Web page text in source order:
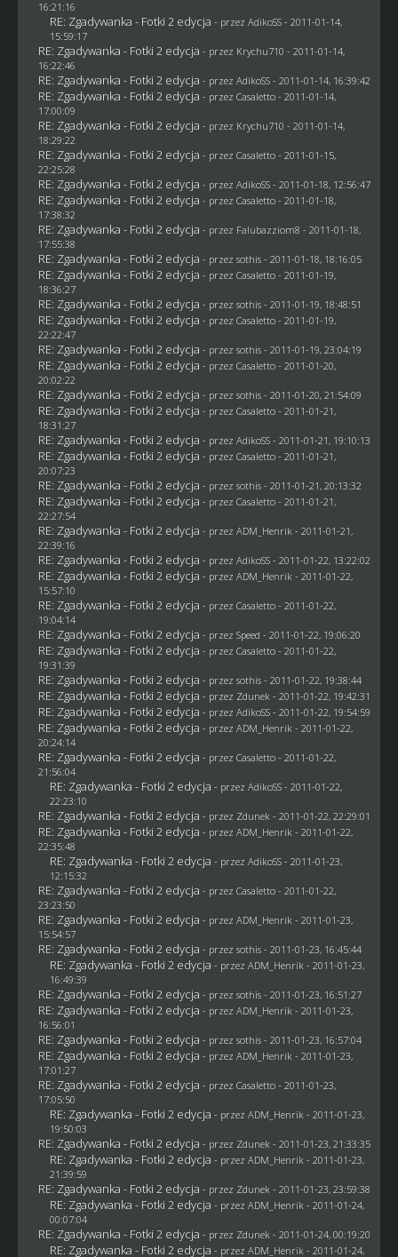
16:21:16
RE: Zgadywanka - Fotki 2 edycja - przez AdikoSS - 2011-01-14,
15:59:17
RE: Zgadywanka - Fotki 2 edycja - przez Krychu710 - 2011-01-14,
16:22:46
RE: Zgadywanka - Fotki 2 edycja - przez AdikoSS - 2011-01-14, 16:39:42
RE: Zgadywanka - Fotki 2 edycja - przez Casaletto- 2011-01-14,
17:00:09
RE: Zgadywanka - Fotki 2 edycja - przez Krychu710 - 2011-01-14,
18:29:22
RE: Zgadywanka - Fotki 2 edycja - przez Casaletto- 2011-01-15,
22:25:28
RE: Zgadywanka - Fotki 2 edycja - przez AdikoSS - 2011-01-18, 12:56:47
RE: Zgadywanka - Fotki 2 edycja - przez Casaletto- 2011-01-18,
17:38:32
RE: Zgadywanka - Fotki 2 edycja - przez Falubazziom8 - 2011-01-18,
17:55:38
RE: Zgadywanka - Fotki 2 edycja - przez sothis- 2011-01-18, 18:16:05
RE: Zgadywanka - Fotki 2 edycja - przez Casaletto- 2011-01-19,
18:36:27
RE: Zgadywanka - Fotki 2 edycja - przez sothis- 2011-01-19, 18:48:51
RE: Zgadywanka - Fotki 2 edycja - przez Casaletto- 2011-01-19,
22:22:47
RE: Zgadywanka - Fotki 2 edycja - przez sothis- 2011-01-19, 23:04:19
RE: Zgadywanka - Fotki 2 edycja - przez Casaletto- 2011-01-20,
20:02:22
RE: Zgadywanka - Fotki 2 edycja - przez sothis- 2011-01-20, 21:54:09
RE: Zgadywanka - Fotki 2 edycja - przez Casaletto- 2011-01-21,
18:31:27
RE: Zgadywanka - Fotki 2 edycja - przez AdikoSS - 2011-01-21, 19:10:13
RE: Zgadywanka - Fotki 2 edycja - przez Casaletto- 2011-01-21,
20:07:23
RE: Zgadywanka - Fotki 2 edycja - przez sothis- 2011-01-21, 20:13:32
RE: Zgadywanka - Fotki 2 edycja - przez Casaletto- 2011-01-21,
22:27:54
RE: Zgadywanka - Fotki 2 edycja - przez ADM_Henrik - 2011-01-21,
22:39:16
RE: Zgadywanka - Fotki 2 edycja - przez AdikoSS - 2011-01-22, 13:22:02
RE: Zgadywanka - Fotki 2 edycja - przez ADM_Henrik - 2011-01-22,
15:57:10
RE: Zgadywanka - Fotki 2 edycja - przez Casaletto- 2011-01-22,
19:04:14
RE: Zgadywanka - Fotki 2 edycja - przez Speed - 2011-01-22, 19:06:20
RE: Zgadywanka - Fotki 2 edycja - przez Casaletto- 2011-01-22,
19:31:39
RE: Zgadywanka - Fotki 2 edycja - przez sothis- 2011-01-22, 19:38:44
RE: Zgadywanka - Fotki 2 edycja - przez Zdunek - 2011-01-22, 19:42:31
RE: Zgadywanka - Fotki 2 edycja - przez AdikoSS - 2011-01-22, 19:54:59
RE: Zgadywanka - Fotki 2 edycja - przez ADM_Henrik - 2011-01-22,
20:24:14
RE: Zgadywanka - Fotki 2 edycja - przez Casaletto- 2011-01-22,
21:56:04
RE: Zgadywanka - Fotki 2 edycja - przez AdikoSS - 2011-01-22,
22:23:10
RE: Zgadywanka - Fotki 2 edycja - przez Zdunek - 2011-01-22, 22:29:01
RE: Zgadywanka - Fotki 2 edycja - przez ADM_Henrik - 2011-01-22,
22:35:48
RE: Zgadywanka - Fotki 2 edycja - przez AdikoSS - 2011-01-23,
12:15:32
RE: Zgadywanka - Fotki 2 edycja - przez Casaletto- 2011-01-22,
23:23:50
RE: Zgadywanka - Fotki 2 edycja - przez ADM_Henrik - 2011-01-23,
15:54:57
RE: Zgadywanka - Fotki 2 edycja - przez sothis- 2011-01-23, 16:45:44
RE: Zgadywanka - Fotki 2 edycja - przez ADM_Henrik - 2011-01-23,
16:49:39
RE: Zgadywanka - Fotki 2 edycja - przez sothis- 2011-01-23, 16:51:27
RE: Zgadywanka - Fotki 2 edycja - przez ADM_Henrik - 2011-01-23,
16:56:01
RE: Zgadywanka - Fotki 2 edycja - przez sothis- 2011-01-23, 16:57:04
RE: Zgadywanka - Fotki 2 edycja - przez ADM_Henrik - 2011-01-23,
17:01:27
RE: Zgadywanka - Fotki 2 edycja - przez Casaletto- 2011-01-23,
17:05:50
RE: Zgadywanka - Fotki 2 edycja - przez ADM_Henrik - 2011-01-23,
19:50:03
RE: Zgadywanka - Fotki 2 edycja - przez Zdunek - 2011-01-23, 21:33:35
RE: Zgadywanka - Fotki 2 edycja - przez ADM_Henrik - 2011-01-23,
21:39:59
RE: Zgadywanka - Fotki 2 edycja - przez Zdunek - 2011-01-23, 23:59:38
RE: Zgadywanka - Fotki 2 edycja - przez ADM_Henrik - 2011-01-24,
00:07:04
RE: Zgadywanka - Fotki 2 edycja - przez Zdunek - 2011-01-24, 00:19:20
RE: Zgadywanka - Fotki 2 edycja - przez ADM_Henrik - 2011-01-24,